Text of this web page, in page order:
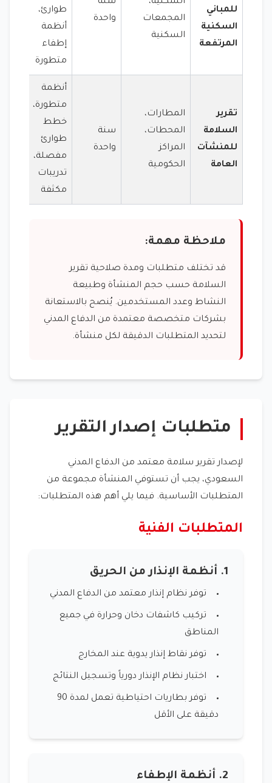
للمباني
السكنية
المرتفعة
المجمعات
السكنية
واحدة
طوارئ،
أنظمة
إطفاء
متطورة
تقرير
السلامة
للمنشآت
العامة
المطارات،
المحطات،
المراكز
الحكومية
سنة
واحدة
أنظمة
متطورة،
خطط
طوارئ
مفصلة،
تدريبات
مكثفة
ملاحظة مهمة:
قد تختلف متطلبات ومدة صلاحية تقرير
السلامة حسب حجم المنشأة وطبيعة
النشاط وعدد المستخدمين. يُنصح بالاستعانة
بشركات متخصصة معتمدة من الدفاع المدني
لتحديد المتطلبات الدقيقة لكل منشأة.
متطلبات إصدار التقرير
لإصدار تقرير سلامة معتمد من الدفاع المدني
السعودي، يجب أن تستوفي المنشأة مجموعة من
المتطلبات الأساسية. فيما يلي أهم هذه المتطلبات:
المتطلبات الفنية
1. أنظمة الإنذار من الحريق
توفر نظام إنذار معتمد من الدفاع المدني
تركيب كاشفات دخان وحرارة في جميع
المناطق
توفر نقاط إنذار يدوية عند المخارج
اختبار نظام الإنذار دورياً وتسجيل النتائج
توفر بطاريات احتياطية تعمل لمدة 90
دقيقة على الأقل
2. أنظمة الإطفاء